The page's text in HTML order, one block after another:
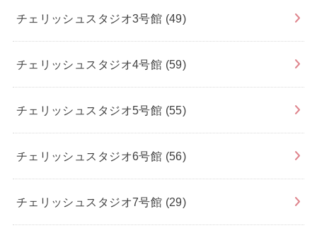
チェリッシュスタジオ3号館 (49)
チェリッシュスタジオ4号館 (59)
チェリッシュスタジオ5号館 (55)
チェリッシュスタジオ6号館 (56)
チェリッシュスタジオ7号館 (29)